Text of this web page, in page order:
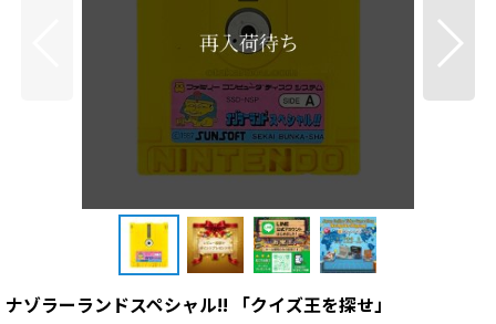
ナゾラーランドスペシャル!! 「クイズ王を探せ」